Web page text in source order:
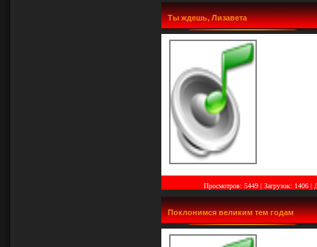
Ты ждешь, Лизавета
Просмотров: 5449 | Загрузок: 1406 |
Поклонимся великим тем годам